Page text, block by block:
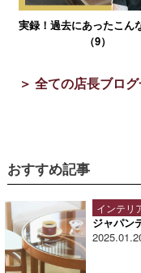
実録！過去にあったこん
（9）
＞ 全ての店長ブロ
おすすめ記事
インテリ
ジャパン